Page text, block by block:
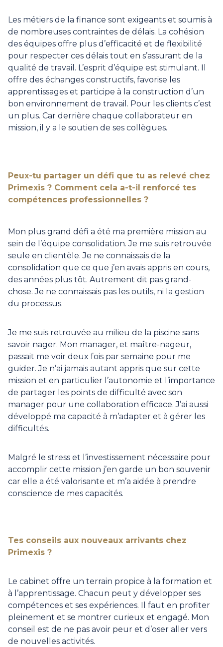
Les métiers de la finance sont exigeants et soumis à
de nombreuses contraintes de délais. La cohésion
des équipes offre plus d’efficacité et de flexibilité
pour respecter ces délais tout en s’assurant de la
qualité de travail. L’esprit d’équipe est stimulant. Il
offre des échanges constructifs, favorise les
apprentissages et participe à la construction d’un
bon environnement de travail. Pour les clients c’est
un plus. Car derrière chaque collaborateur en
mission, il y a le soutien de ses collègues.
Peux-tu partager un défi que tu as relevé chez
Primexis ? Comment cela a-t-il renforcé tes
compétences professionnelles ?
Mon plus grand défi a été ma première mission au
sein de l’équipe consolidation. Je me suis retrouvée
seule en clientèle. Je ne connaissais de la
consolidation que ce que j’en avais appris en cours,
des années plus tôt. Autrement dit pas grand-
chose. Je ne connaissais pas les outils, ni la gestion
du processus.
Je me suis retrouvée au milieu de la piscine sans
savoir nager. Mon manager, et maître-nageur,
passait me voir deux fois par semaine pour me
guider. Je n’ai jamais autant appris que sur cette
mission et en particulier l’autonomie et l’importance
de partager les points de difficulté avec son
manager pour une collaboration efficace. J’ai aussi
développé ma capacité à m’adapter et à gérer les
difficultés.
Malgré le stress et l’investissement nécessaire pour
accomplir cette mission j’en garde un bon souvenir
car elle a été valorisante et m’a aidée à prendre
conscience de mes capacités.
Tes conseils aux nouveaux arrivants chez
Primexis ?
Le cabinet offre un terrain propice à la formation et
à l’apprentissage. Chacun peut y développer ses
compétences et ses expériences. Il faut en profiter
pleinement et se montrer curieux et engagé. Mon
conseil est de ne pas avoir peur et d’oser aller vers
de nouvelles activités.